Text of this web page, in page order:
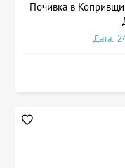
Почивка в
Дата: